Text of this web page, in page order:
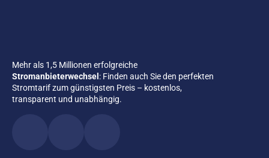
Mehr als 1,5 Millionen erfolgreiche
Stromanbieterwechsel : Finden auch Sie den perfekten
Stromtarif zum günstigsten Preis – kostenlos,
transparent und unabhängig.